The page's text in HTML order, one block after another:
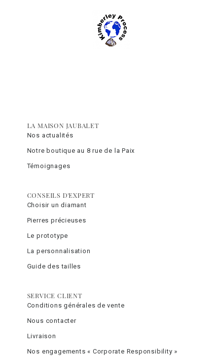
LA MAISON JAUBALET
Nos actualités
Notre boutique au 8 rue de la Paix
Témoignages
CONSEILS D'EXPERT
Choisir un diamant
Pierres précieuses
Le prototype
La personnalisation
Guide des tailles
SERVICE CLIENT
Conditions générales de vente
Nous contacter
Livraison
Nos engagements « Corporate Responsibility »